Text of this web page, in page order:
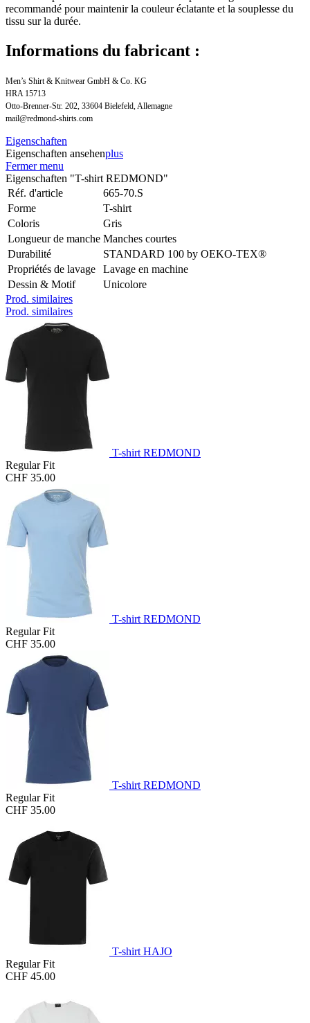
recommandé pour maintenir la couleur éclatante et la souplesse du
tissu sur la durée.
Informations du fabricant :
Men’s Shirt & Knitwear GmbH & Co. KG
HRA 15713
Otto-Brenner-Str. 202, 33604 Bielefeld, Allemagne
mail@redmond-shirts.com
Eigenschaften
Eigenschaften ansehenplus
Fermer menu
Eigenschaften "T-shirt REDMOND"
Réf. d'article
665-70.S
Forme
T-shirt
Coloris
Gris
Longueur de manche Manches courtes
Durabilité
STANDARD 100 by OEKO-TEX®
Propriétés de lavage
Lavage en machine
Dessin & Motif
Unicolore
Prod. similaires
Prod. similaires
T-shirt REDMOND
Regular Fit
CHF 35.00
T-shirt REDMOND
Regular Fit
CHF 35.00
T-shirt REDMOND
Regular Fit
CHF 35.00
T-shirt HAJO
Regular Fit
CHF 45.00